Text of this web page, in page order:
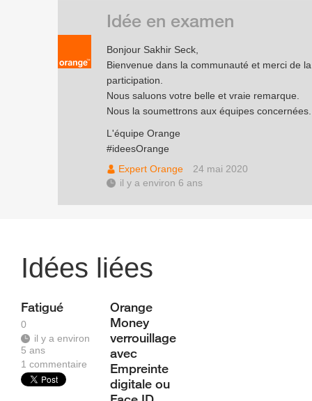
Bonjour Sakhir Seck,
Bienvenue dans la communauté et merci de la
participation.
Nous saluons votre belle et vraie remarque.
Nous la soumettrons aux équipes concernées.
L'équipe Orange
#ideesOrange
Expert Orange
24 mai 2020
il y a environ 6 ans
Idée en examen
Idées liées
Fatigué
0
il y a environ
5 ans
1 commentaire
Orange
Money
verrouillage
avec
Empreinte
digitale ou